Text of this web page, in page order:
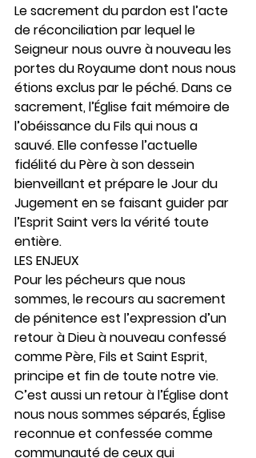
Le sacrement du pardon est l’acte
de réconciliation par lequel le
Seigneur nous ouvre à nouveau les
portes du Royaume dont nous nous
étions exclus par le péché. Dans ce
sacrement, l’Église fait mémoire de
l’obéissance du Fils qui nous a
sauvé. Elle confesse l’actuelle
fidélité du Père à son dessein
bienveillant et prépare le Jour du
Jugement en se faisant guider par
l’Esprit Saint vers la vérité toute
entière.
LES ENJEUX
Pour les pécheurs que nous
sommes, le recours au sacrement
de pénitence est l’expression d’un
retour à Dieu à nouveau confessé
comme Père, Fils et Saint Esprit,
principe et fin de toute notre vie.
C’est aussi un retour à l’Église dont
nous nous sommes séparés, Église
reconnue et confessée comme
communauté de ceux qui